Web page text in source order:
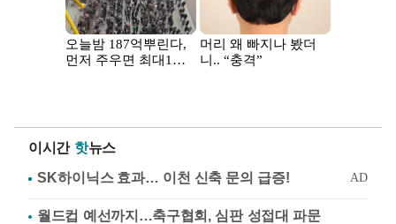
이시간 핫뉴스
월드컵 예선까지…축구협회, 심판 성접대 파문